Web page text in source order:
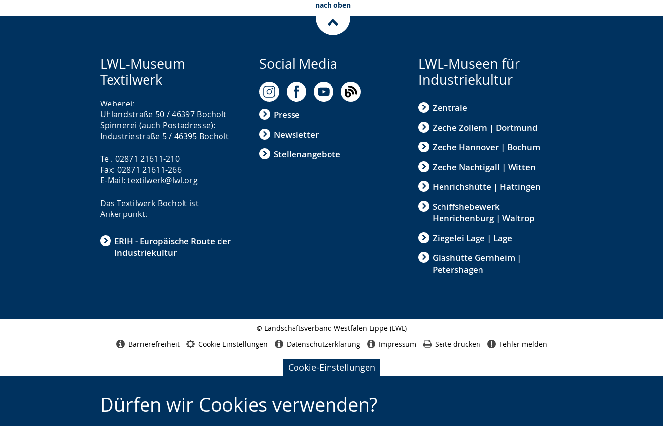
Cookie-Einstellungen
Dürfen wir Cookies verwenden?
nach oben
LWL-Museum
Textilwerk
Weberei:
Uhlandstraße 50 / 46397 Bocholt
Spinnerei (auch Postadresse):
Industriestraße 5 / 46395 Bocholt
Tel. 02871 21611-210
Fax: 02871 21611-266
E-Mail: textilwerk@lwl.org
Das Textilwerk Bocholt ist
Ankerpunkt:
ERIH - Europäische Route der
Industriekultur
Social Media
Presse
Newsletter
Stellenangebote
LWL-Museen für
Industriekultur
Zentrale
Zeche Zollern | Dortmund
Zeche Hannover | Bochum
Zeche Nachtigall | Witten
Henrichshütte | Hattingen
Schiffshebewerk
Henrichenburg | Waltrop
Ziegelei Lage | Lage
Glashütte Gernheim |
Petershagen
© Landschaftsverband Westfalen-Lippe (LWL)
Barrierefreiheit Cookie-Einstellungen Datenschutzerklärung Impressum Seite drucken Fehler melden